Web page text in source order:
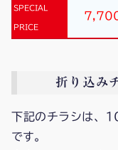
SPECIAL
PRICE
折り込み
下記のチラシは、
です。